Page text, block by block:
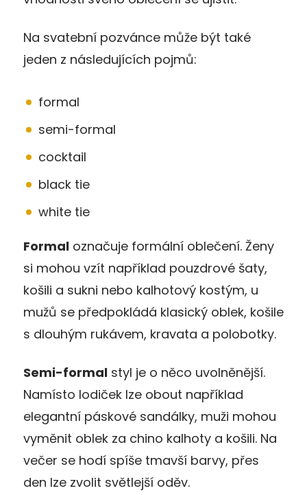
Na svatební pozvánce může být také
jeden z následujících pojmů:
formal
semi-formal
cocktail
black tie
white tie
Formal označuje formální oblečení. Ženy
si mohou vzít například pouzdrové šaty,
košili a sukni nebo kalhotový kostým, u
mužů se předpokládá klasický oblek, košile
s dlouhým rukávem, kravata a polobotky.
Semi-formal styl je o něco uvolněnější.
Namísto lodiček lze obout například
elegantní páskové sandálky, muži mohou
vyměnit oblek za chino kalhoty a košili. Na
večer se hodí spíše tmavší barvy, přes
den lze zvolit světlejší oděv.